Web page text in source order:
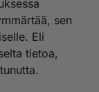
sen
Eli
tietoa,